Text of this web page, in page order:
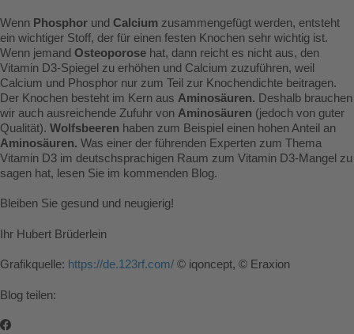
Wenn Phosphor und Calcium zusammengefügt werden, entsteht
ein wichtiger Stoff, der für einen festen Knochen sehr wichtig ist.
Wenn jemand Osteoporose hat, dann reicht es nicht aus, den
Vitamin D3-Spiegel zu erhöhen und Calcium zuzuführen, weil
Calcium und Phosphor nur zum Teil zur Knochendichte beitragen.
Der Knochen besteht im Kern aus Aminosäuren. Deshalb brauchen
wir auch ausreichende Zufuhr von Aminosäuren (jedoch von guter
Qualität). Wolfsbeeren haben zum Beispiel einen hohen Anteil an
Aminosäuren. Was einer der führenden Experten zum Thema
Vitamin D3 im deutschsprachigen Raum zum Vitamin D3-Mangel zu
sagen hat, lesen Sie im kommenden Blog.
Bleiben Sie gesund und neugierig!
Ihr Hubert Brüderlein
Grafikquelle: https://de.123rf.com/ © iqoncept, © Eraxion
Blog teilen: